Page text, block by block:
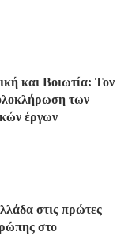
και Βοιωτία: Τον
των
έργων
στις πρώτες
στο